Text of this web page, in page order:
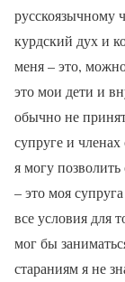
русскоязычному
курдский дух и
меня – это,
это мои дети и
обычно не
супруге и
я могу позволить
– это моя
все условия для
мог бы
стараниям я не